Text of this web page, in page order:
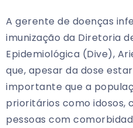
A gerente de doenças
imunização da Diretoria
Epidemiológica (Dive),
que, apesar da dose
importante que a
prioritários como idosos,
pessoas com